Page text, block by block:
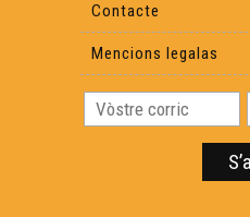
Contacte
Mencions legalas